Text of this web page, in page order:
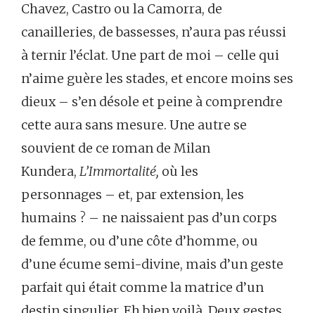
Chavez, Castro ou la Camorra, de
canailleries, de bassesses, n’aura pas réussi
à ternir l’éclat. Une part de moi – celle qui
n’aime guère les stades, et encore moins ses
dieux – s’en désole et peine à comprendre
cette aura sans mesure. Une autre se
souvient de ce roman de Milan
Kundera, L’Immortalité, où les
personnages – et, par extension, les
humains ? – ne naissaient pas d’un corps
de femme, ou d’une côte d’homme, ou
d’une écume semi-divine, mais d’un geste
parfait qui était comme la matrice d’un